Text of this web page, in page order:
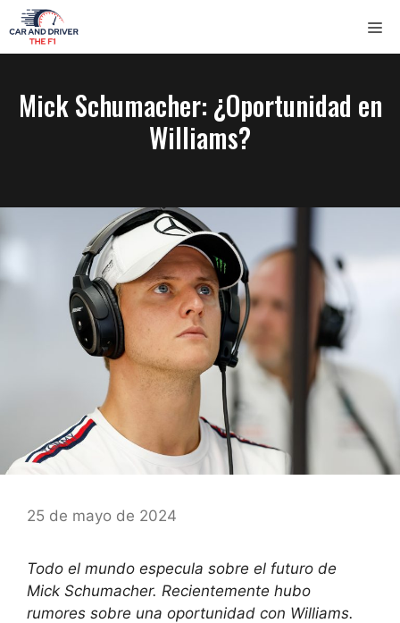
Saltar
al
contenido
Mick Schumacher: ¿Oportunidad en
Williams?
25 de mayo de 2024
Todo el mundo especula sobre el futuro de
Mick Schumacher. Recientemente hubo
rumores sobre una oportunidad con Williams.